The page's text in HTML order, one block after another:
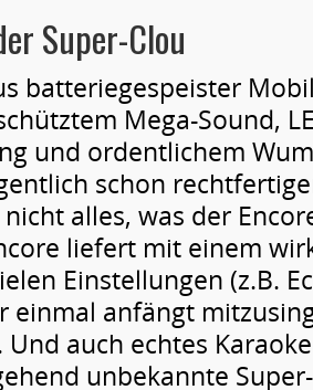
Super-Clou
batteriegespeister
Mega-Sound,
und ordentlichem
schon
alles, was der
liefert mit einem
Einstellungen (z.B.
einmal anfängt
auch echtes
unbekannte